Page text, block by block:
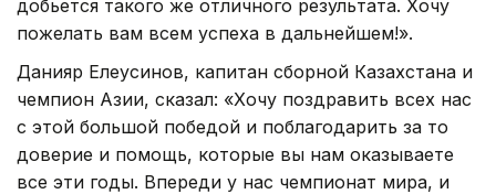
добьется такого же отличного результата. Хочу
пожелать вам всем успеха в дальнейшем!».
Данияр Елеусинов, капитан сборной Казахстана и
чемпион Азии, сказал: «Хочу поздравить всех нас
с этой большой победой и поблагодарить за то
доверие и помощь, которые вы нам оказываете
все эти годы. Впереди у нас чемпионат мира, и